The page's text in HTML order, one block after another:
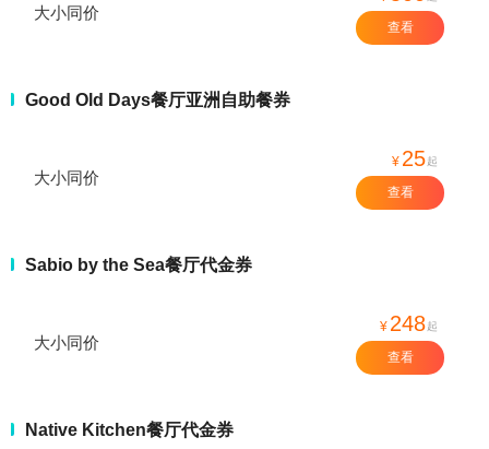
大小同价
查看
Good Old Days餐厅亚洲自助餐券
大小同价
¥ 25起
查看
Sabio by the Sea餐厅代金券
大小同价
¥ 248起
查看
Native Kitchen餐厅代金券